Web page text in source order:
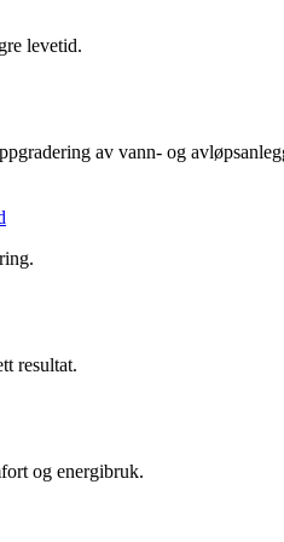
levetid.
av vann- og
resultat.
og energibruk.